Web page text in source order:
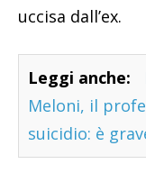
uccisa dall’ex.
Leggi anche:
Meloni, il
suicidio: è